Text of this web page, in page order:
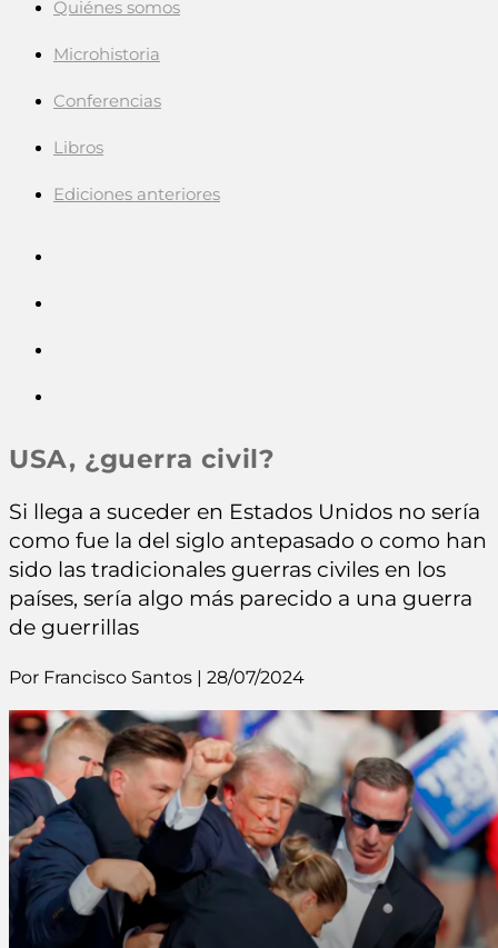
Quiénes somos
Microhistoria
Conferencias
Libros
Ediciones anteriores
USA, ¿guerra civil?
Si llega a suceder en Estados Unidos no sería
como fue la del siglo antepasado o como han
sido las tradicionales guerras civiles en los
países, sería algo más parecido a una guerra
de guerrillas
Por Francisco Santos | 28/07/2024